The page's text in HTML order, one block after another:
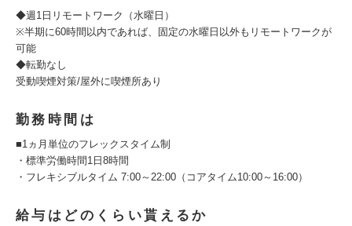
◆週1日リモートワーク（水曜日）
※半期に60時間以内であれば、固定の⽔曜⽇以外もリモートワークが
可能
◆転勤なし
受動喫煙対策/屋外に喫煙所あり
勤務時間は
■1ヵ月単位のフレックスタイム制
・標準労働時間1⽇8時間
・フレキシブルタイム 7:00～22:00（コアタイム10:00～16:00）
給与はどのくらい貰えるか